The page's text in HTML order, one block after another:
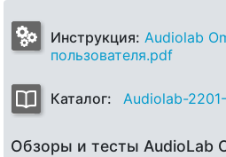
Инструкция: Audiolab
пользователя.pdf
Каталог: Audiolab-
Обзоры и тесты AudioLab